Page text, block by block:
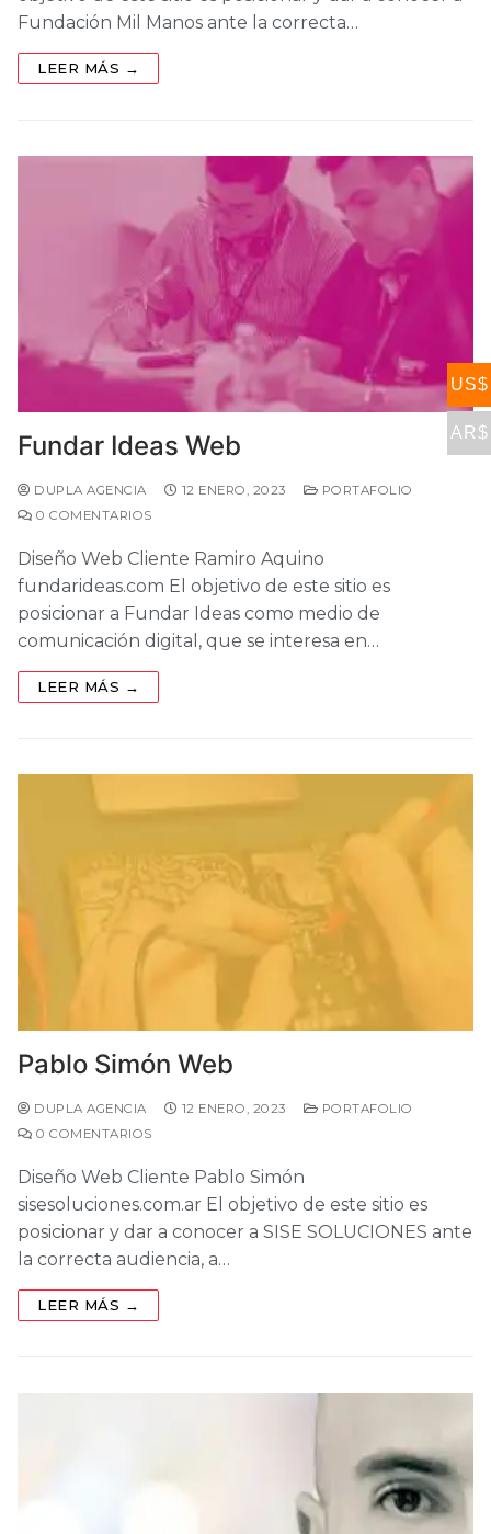
Fundación Mil Manos ante la correcta…
LEER MÁS →
Fundar Ideas Web
DUPLA AGENCIA 12 ENERO, 2023
PORTAFOLIO
0 COMENTARIOS
Diseño Web Cliente Ramiro Aquino
fundarideas.com El objetivo de este sitio es
posicionar a Fundar Ideas como medio de
comunicación digital, que se interesa en…
LEER MÁS →
Pablo Simón Web
DUPLA AGENCIA 12 ENERO, 2023
PORTAFOLIO
0 COMENTARIOS
Diseño Web Cliente Pablo Simón
sisesoluciones.com.ar El objetivo de este sitio es
posicionar y dar a conocer a SISE SOLUCIONES ante
la correcta audiencia, a…
LEER MÁS →
US$
AR$